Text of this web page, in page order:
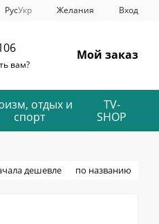
РусУкр Желания Вход
вам?
Мой заказ
отдых и
спорт
TV-
SHOP
дешевле по названию